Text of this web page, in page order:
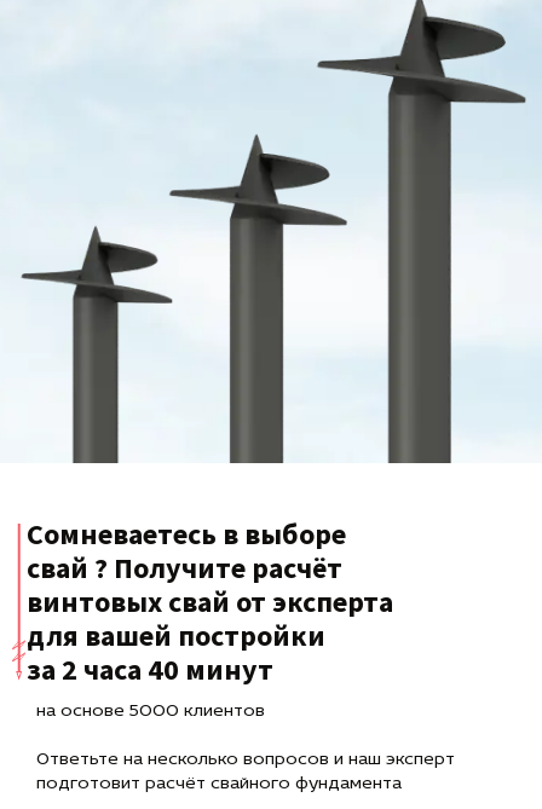
Сомневаетесь в выборе
свай ? Получите расчёт
винтовых свай от эксперта
для вашей постройки
за 2 часа 40 минут
на основе 5000 клиентов
Ответьте на несколько вопросов и наш эксперт
подготовит расчёт свайного фундамента